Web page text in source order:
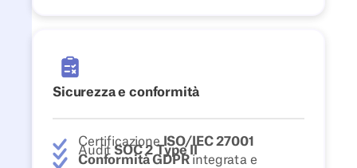
Sicurezza e conformità
CertificazioneISO/IEC 27001
Audit SOC 2 Type II
Conformità GDPRintegrata e